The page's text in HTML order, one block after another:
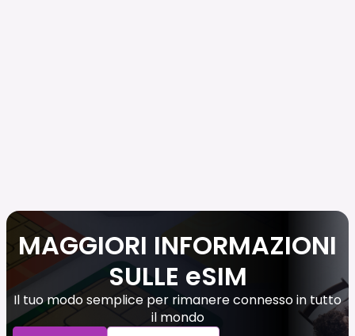
MAGGIORI INFORMAZIONI
SULLE eSIM
Il tuo modo semplice per rimanere connesso in tutto
il mondo